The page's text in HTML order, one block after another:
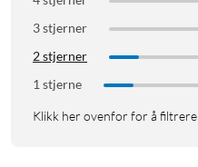
3 stjerner
2 stjerner
1 stjerne
Klikk her ovenfor for å filtrere